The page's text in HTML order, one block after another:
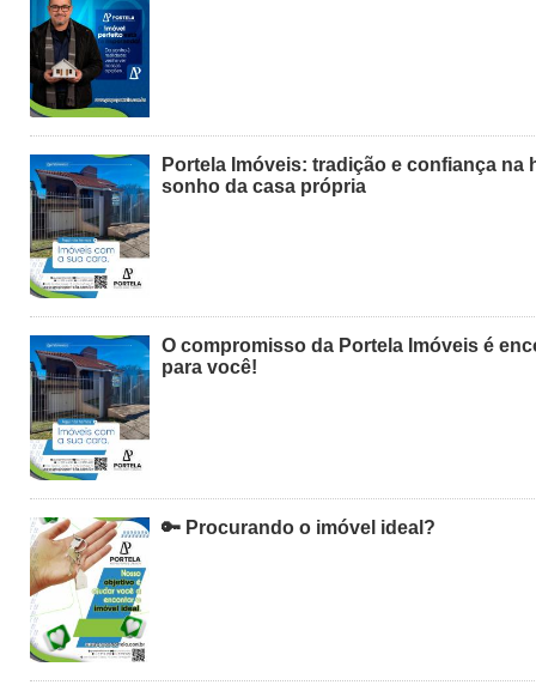
Portela Imóveis: tradição e confiança na
sonho da casa própria
O compromisso da Portela Imóveis é
para você!
🔑 Procurando o imóvel ideal?